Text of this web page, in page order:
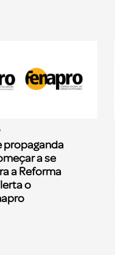
propaganda
a se
a Reforma
o